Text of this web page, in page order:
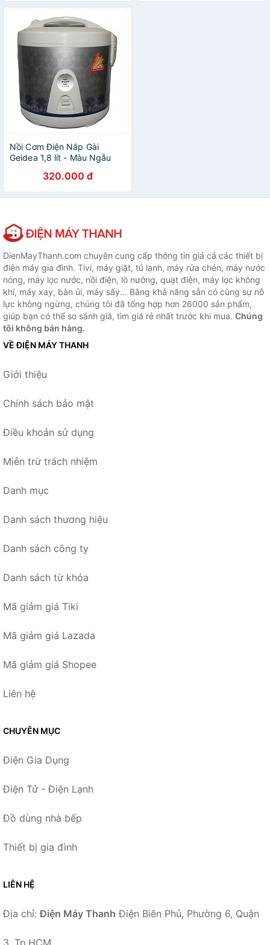
Nồi Cơm Điện Nắp Gài
Geidea 1,8 lít - Màu Ngẫu
320.000 đ
DienMayThanh.com chuyên cung cấp thông tin giá cả các thiết bị
điện máy gia đình. Tivi, máy giặt, tủ lạnh, máy rửa chén, máy nước
nóng, máy lọc nước, nồi điện, lò nướng, quạt điện, máy lọc không
khí, máy xay, bàn ủi, máy sấy... Bằng khả năng sẵn có cùng sự nỗ
lực không ngừng, chúng tôi đã tổng hợp hơn 26000 sản phẩm,
giúp bạn có thể so sánh giá, tìm giá rẻ nhất trước khi mua. Chúng
tôi không bán hàng.
VỀ ĐIỆN MÁY THANH
Giới thiệu
Chính sách bảo mật
Điều khoản sử dụng
Miễn trừ trách nhiệm
Danh mục
Danh sách thương hiệu
Danh sách công ty
Danh sách từ khóa
Mã giảm giá Tiki
Mã giảm giá Lazada
Mã giảm giá Shopee
Liên hệ
CHUYÊN MỤC
Điện Gia Dụng
Điện Tử - Điện Lạnh
Đồ dùng nhà bếp
Thiết bị gia đình
LIÊN HỆ
Địa chỉ:Điện Máy Thanh Điện Biên Phủ, Phường 6, Quận